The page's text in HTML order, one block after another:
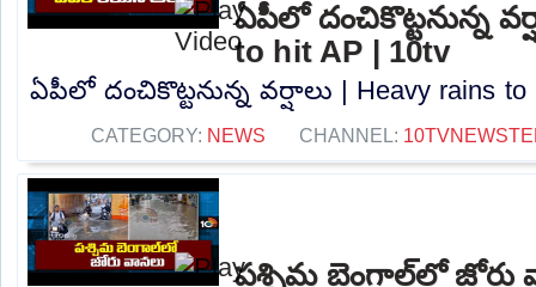
ఏపీలో దంచికొట్టనున్న
to hit AP | 10tv
ఏపీలో దంచికొట్టనున్న వర్షాలు | Heavy rains to
CATEGORY: NEWS CHANNEL:
పశ్చిమ బెంగాల్‌లో జోరు